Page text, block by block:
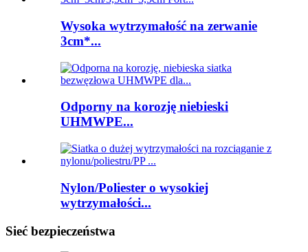
Wysoka wytrzymałość na zerwanie
3cm*...
Odporny na korozję niebieski
UHMWPE...
Nylon/Poliester o wysokiej
wytrzymałości...
Sieć bezpieczeństwa